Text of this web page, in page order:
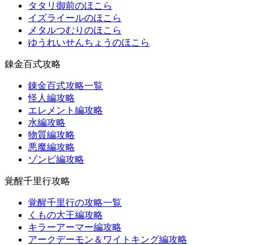
タタリ御前のほこら
イズライールのほこら
メタルつむりのほこら
ゆうれいせんちょうのほこら
錬金百式攻略
錬金百式攻略一覧
怪人編攻略
エレメント編攻略
水編攻略
物質編攻略
悪魔編攻略
ゾンビ編攻略
覚醒千里行攻略
覚醒千里行の攻略一覧
くもの大王編攻略
キラーアーマー編攻略
アークデーモン＆ワイトキング編攻略